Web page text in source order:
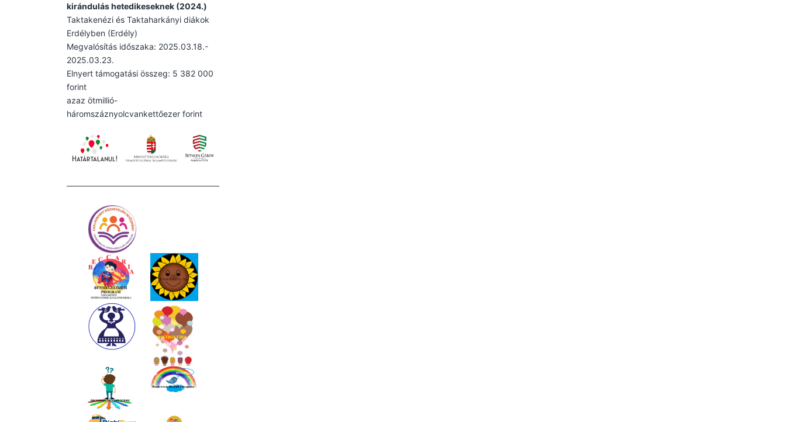
kirándulás hetedikeseknek (2024.)
Taktakenézi és Taktaharkányi diákok
Erdélyben (Erdély)
Megvalósítás időszaka: 2025.03.18.-
2025.03.23.
Elnyert támogatási összeg: 5 382 000
forint
azaz ötmillió-
háromszáznyolcvankettőezer forint